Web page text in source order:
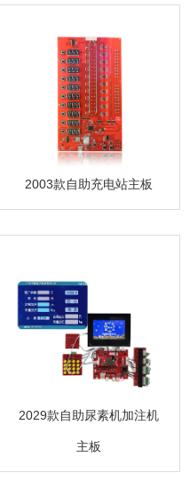
2003款自助充电站主板
2029款自助尿素机加注机
主板